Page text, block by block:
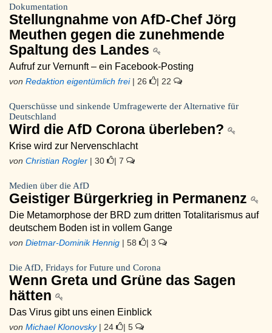
Dokumentation
Stellungnahme von AfD-Chef Jörg
Meuthen gegen die zunehmende
Spaltung des Landes
Aufruf zur Vernunft – ein Facebook-Posting
von Redaktion eigentümlich frei| 26 | 22
Querschüsse und sinkende Umfragewerte der Alternative für
Deutschland
Wird die AfD Corona überleben?
Krise wird zur Nervenschlacht
von Christian Rogler | 30 | 7
Medien über die AfD
Geistiger Bürgerkrieg in Permanenz
Die Metamorphose der BRD zum dritten Totalitarismus auf
deutschem Boden ist in vollem Gange
von Dietmar-Dominik Hennig | 58 | 3
Die AfD, Fridays for Future und Corona
Wenn Greta und Grüne das Sagen
hätten
Das Virus gibt uns einen Einblick
von Michael Klonovsky| 24 | 5